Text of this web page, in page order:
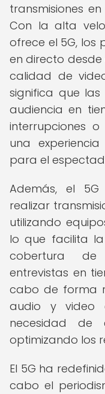
transmisiones
Con la alta
ofrece el 5G, los
en directo
calidad de
significa que
audiencia en
interrupciones
una
para el
Además, el
realizar
utilizando
lo que facilita
cobertura de
entrevistas en
cabo de forma
audio y video
necesidad de
optimizando los
El 5G ha
cabo el